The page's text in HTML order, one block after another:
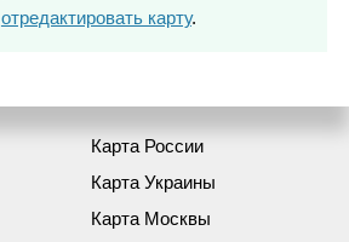
отредактировать карту.
Карта России
Карта Украины
Карта Москвы